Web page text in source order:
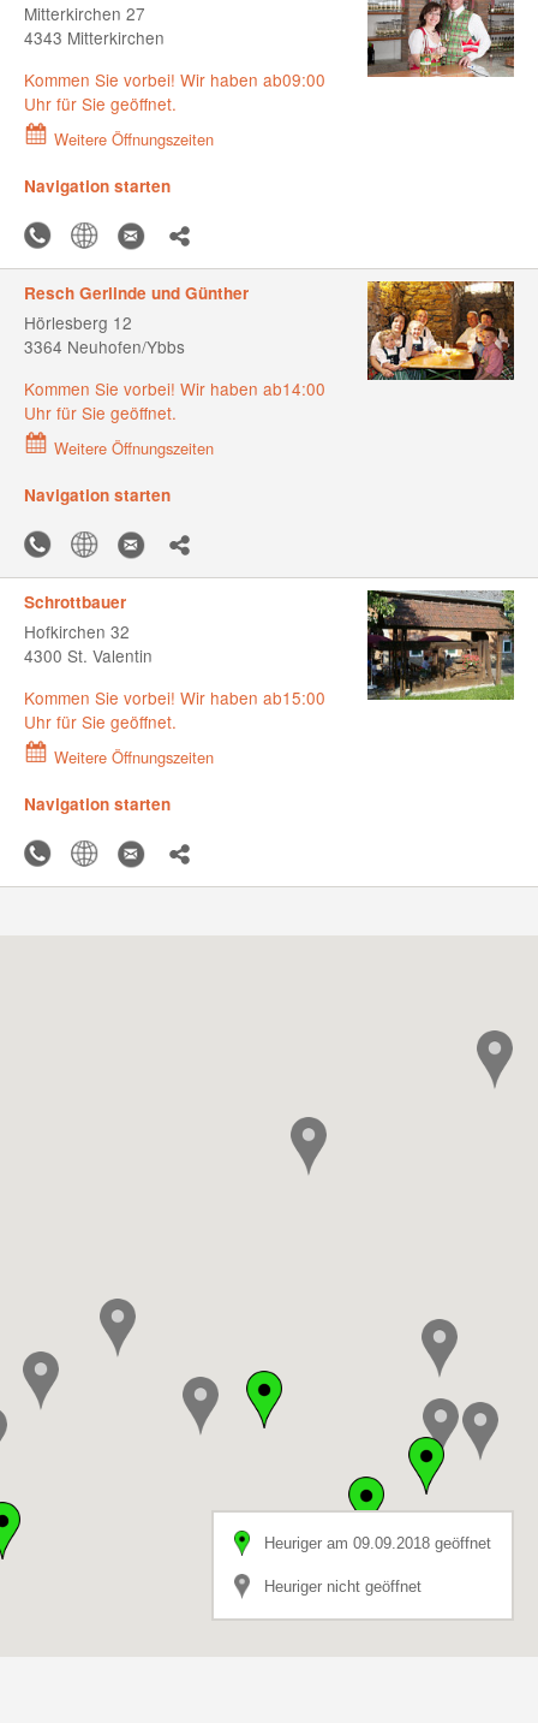
Mitterkirchen 27
4343 Mitterkirchen
Kommen Sie vorbei! Wir haben ab09:00
Uhr für Sie geöffnet.
Weitere Öffnungszeiten
Navigation starten
Resch Gerlinde und Günther
Hörlesberg 12
3364 Neuhofen/Ybbs
Kommen Sie vorbei! Wir haben ab14:00
Uhr für Sie geöffnet.
Weitere Öffnungszeiten
Navigation starten
Schrottbauer
Hofkirchen 32
4300 St. Valentin
Kommen Sie vorbei! Wir haben ab15:00
Uhr für Sie geöffnet.
Weitere Öffnungszeiten
Navigation starten
Heuriger am 09.09.2018 geöffnet
Heuriger nicht geöffnet